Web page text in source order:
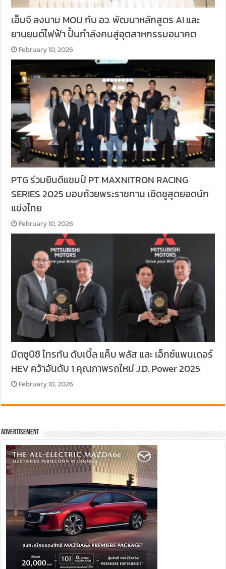
เอ็มจี ลงนาม MOU กับ อว. พัฒนาหลักสูตร AI และ
ยานยนต์ไฟฟ้า ปั้นกำลังคนสู่อุตสาหกรรมอนาคต
February 10, 2026
PTG ร่วมยินดีแชมป์ PT MAXNITRON RACING
SERIES 2025 มอบถ้วยพระราชทาน เชิดชูสุดยอดนัก
แข่งไทย
February 10, 2026
มิตซูบิชิ ไทรทัน ดับเบิ้ล แค็บ พลัส และ เอ็กซ์แพนเดอร์
HEV คว้าอันดับ 1 คุณภาพรถใหม่ J.D. Power 2025
February 10, 2026
Advertisement